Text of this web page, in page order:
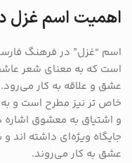
اهمیت اسم غزل
اسم “غزل” در فرهنگ
است که به معنای شعر
عشق و علاقه به کار
خاص تر نیز مطرح است و
و اشتیاق به معشوق
جایگاه ویژه‌ای داشته ‌اند
عشق به کار می‌روند.